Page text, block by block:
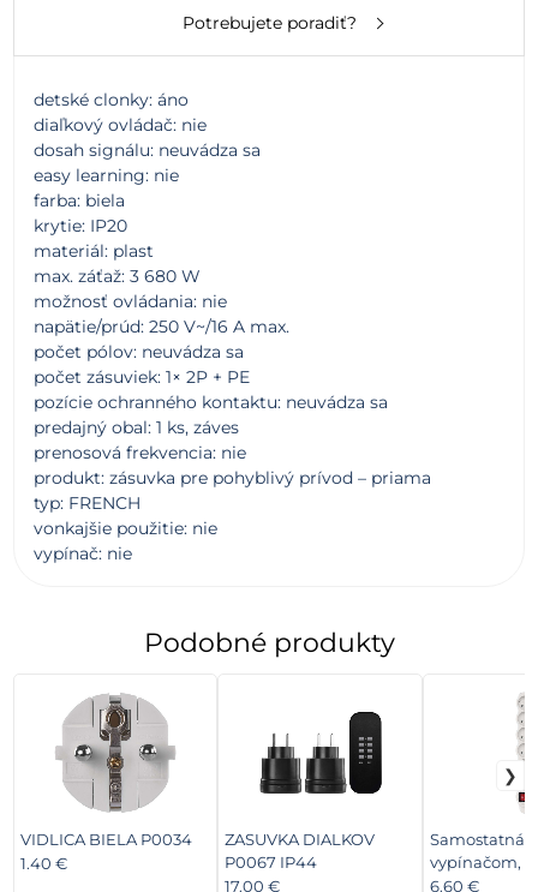
Potrebujete poradiť?
detské clonky: áno
diaľkový ovládač: nie
dosah signálu: neuvádza sa
easy learning: nie
farba: biela
krytie: IP20
materiál: plast
max. záťaž: 3 680 W
možnosť ovládania: nie
napätie/prúd: 250 V~/16 A max.
počet pólov: neuvádza sa
počet zásuviek: 1× 2P + PE
pozície ochranného kontaktu: neuvádza sa
predajný obal: 1 ks, záves
prenosová frekvencia: nie
produkt: zásuvka pre pohyblivý prívod – priama
typ: FRENCH
vonkajšie použitie: nie
vypínač: nie
Podobné produkty
VIDLICA BIELA P0034
1.40 €
ZASUVKA DIALKOV
P0067 IP44
17.00 €
Samostatná
vypínačom,
6.60 €